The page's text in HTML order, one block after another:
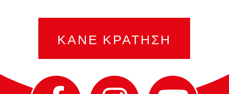
ΚΑΝΕ ΚΡΑΤΗΣΗ